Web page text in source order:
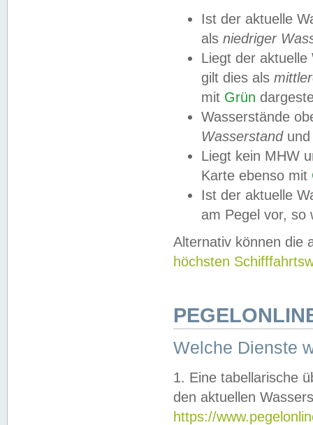
Ist der aktuelle
als niedriger
Liegt der
gilt dies als
mit Grün
Wasserstände
Wasserstandund
Liegt kein MHW
Karte ebenso mit
Ist der aktuelle
am Pegel vor,
Alternativ können die
höchsten
Welche Dienste
1. Eine tabellarische
den aktuellen
https://